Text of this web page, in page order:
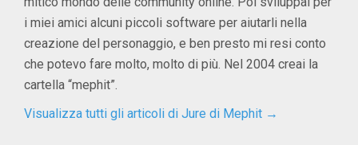
i miei amici alcuni piccoli software per aiutarli nella
creazione del personaggio, e ben presto mi resi conto
che potevo fare molto, molto di più. Nel 2004 creai la
cartella “mephit”.
Visualizza tutti gli articoli di Jure di Mephit →